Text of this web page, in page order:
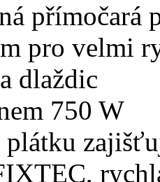
přímočará
pro velmi
dlaždic
750 W
plátku